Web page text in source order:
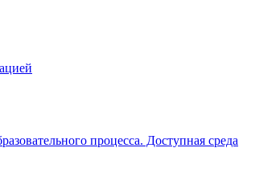
процесса. Доступная среда